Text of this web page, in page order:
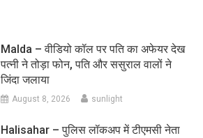
Malda – वीडियो कॉल पर पति का अफेयर देख
पत्नी ने तोड़ा फोन, पति और ससुराल वालों ने
जिंदा जलाया
August 8, 2026 sunlight
Halisahar – पुलिस लॉकअप में टीएमसी नेता